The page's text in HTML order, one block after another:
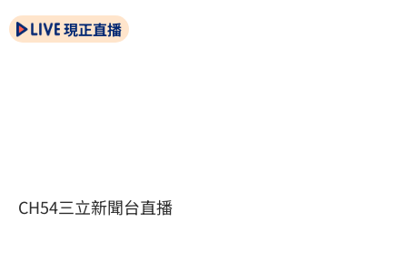
現正直播
CH54三立新聞台直播